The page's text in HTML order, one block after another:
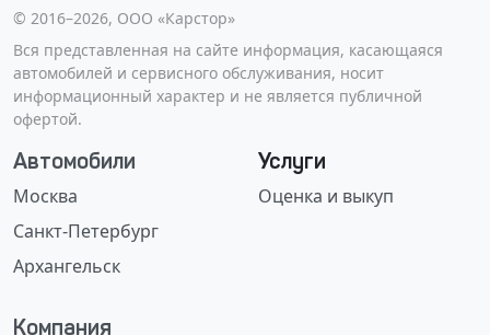
©️ 2016–2026, ООО «Карстор»
Вся представленная на сайте информация, касающаяся
автомобилей и сервисного обслуживания, носит
информационный характер и не является публичной
офертой.
Автомобили
Москва
Санкт-Петербург
Архангельск
Услуги
Оценка и выкуп
Компания